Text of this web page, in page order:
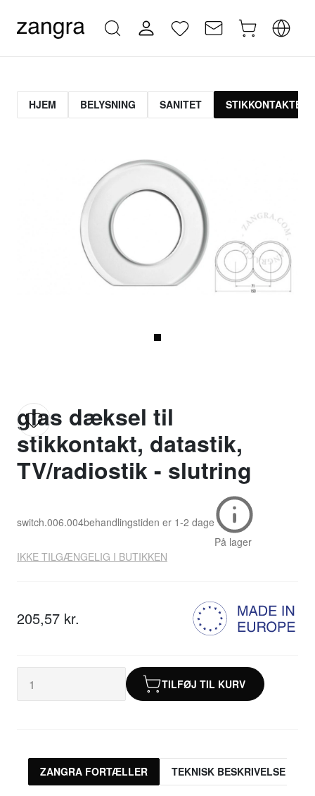
HJEM BELYSNING SANITET STIKKONTAKTER
glas dæksel til
stikkontakt, datastik,
TV/radiostik - slutring
switch.006.004behandlingstiden er 1-2 dage
På lager
IKKE TILGÆNGELIG I BUTIKKEN
205,57 kr.
TILFØJ TIL KURV
ZANGRA FORTÆLLER TEKNISK BESKRIVELSE